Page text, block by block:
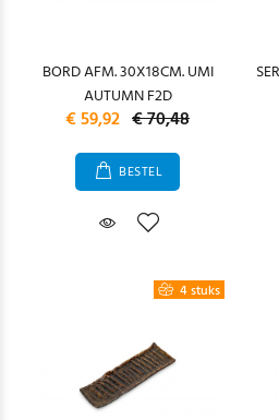
BORD AFM. 30X18CM. UMI
AUTUMN F2D
€ 59,92 € 70,48
BESTEL
4 stuks